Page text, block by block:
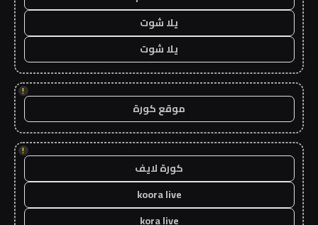
يلا شوت
يلا شوت
!
موقع كورة
!
كورة لايف
koora live
kora live